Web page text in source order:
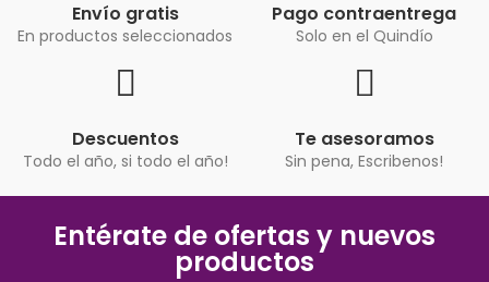
Envío gratis
En productos seleccionados
Pago contraentrega
Solo en el Quindío
Descuentos
Todo el año, si todo el año!
Te asesoramos
Sin pena, Escribenos!
Entérate de ofertas y nuevos
productos